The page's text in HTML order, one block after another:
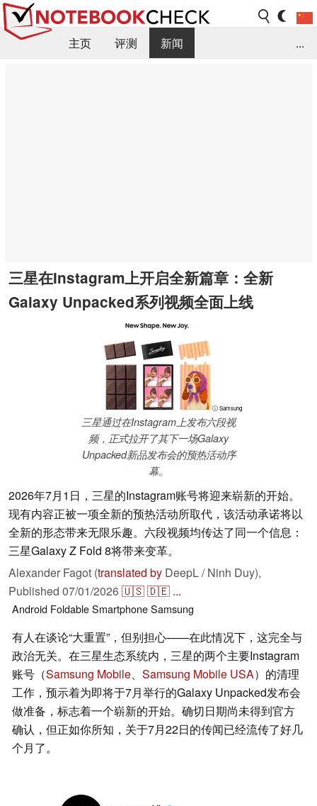
主页 评测
新闻
...
三星在Instagram上开启全新篇章：全新
Galaxy Unpacked系列视频全面上线
ⓘ Samsung
三星通过在Instagram上发布六段视
频，正式拉开了其下一场Galaxy
Unpacked新品发布会的预热活动序
幕。
2026年7月1日，三星的Instagram账号将迎来崭新的开始。
现有内容正被一项全新的预热活动所取代，该活动承诺将以
全新的形态带来无限乐趣。六段视频均传达了同一个信息：
三星Galaxy Z Fold 8将带来变革。
Alexander Fagot (translated by DeepL / Ninh Duy),
Published 07/01/2026🇺🇸🇩🇪 ...
Android FoldableSmartphoneSamsung
有人在谈论“大重置”，但别担心——在此情况下，这完全与
政治无关。在三星生态系统内，三星的两个主要Instagram
账号（Samsung Mobile、 Samsung Mobile USA）的清理
工作，预示着为即将于7月举行的Galaxy Unpacked发布会
做准备，标志着一个崭新的开始。确切日期尚未得到官方
确认，但正如你所知，关于7月22日的传闻已经流传了好几
个月了。